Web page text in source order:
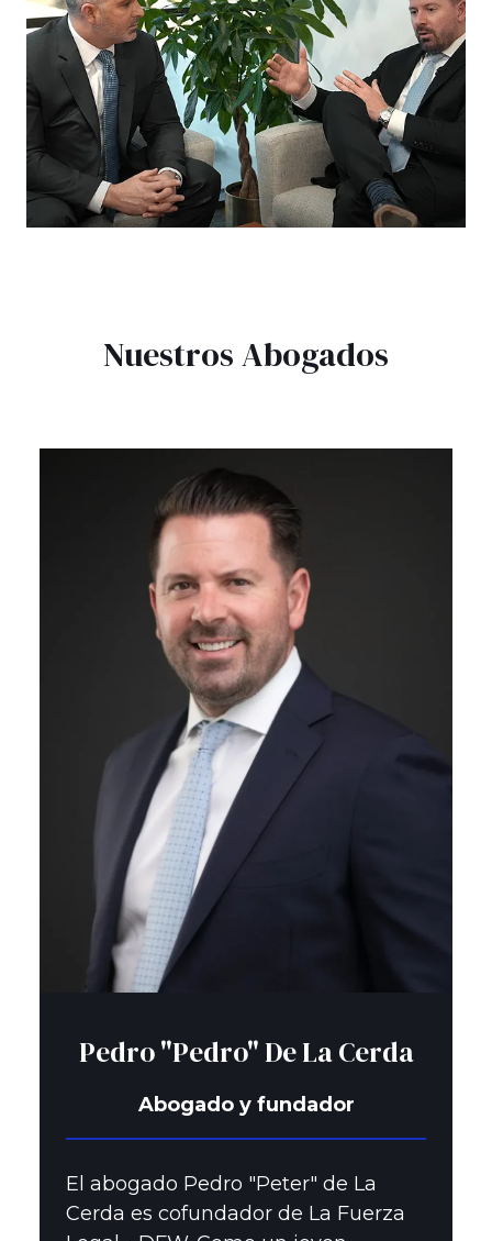
Nuestros Abogados
Pedro "Pedro" De La Cerda
Abogado y fundador
El abogado Pedro "Peter" de La
Cerda es cofundador de La Fuerza